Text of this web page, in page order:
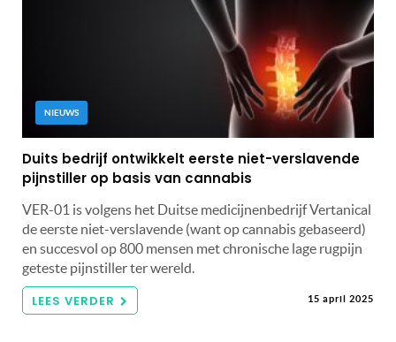
NIEUWS
Duits bedrijf ontwikkelt eerste niet-verslavende
pijnstiller op basis van cannabis
VER-01 is volgens het Duitse medicijnenbedrijf Vertanical
de eerste niet-verslavende (want op cannabis gebaseerd)
en succesvol op 800 mensen met chronische lage rugpijn
geteste pijnstiller ter wereld.
LEES VERDER 15 april 2025